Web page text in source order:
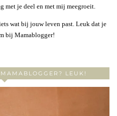
met je deel en met mij meegroeit.
wat bij jouw leven past. Leuk dat je
bij Mamablogger!
LEUK!